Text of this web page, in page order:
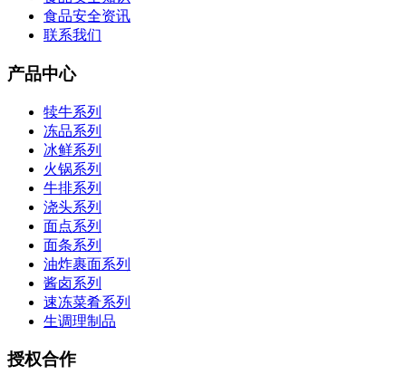
食品安全资讯
联系我们
产品中心
犊牛系列
冻品系列
冰鲜系列
火锅系列
牛排系列
浇头系列
面点系列
面条系列
油炸裹面系列
酱卤系列
速冻菜肴系列
生调理制品
授权合作